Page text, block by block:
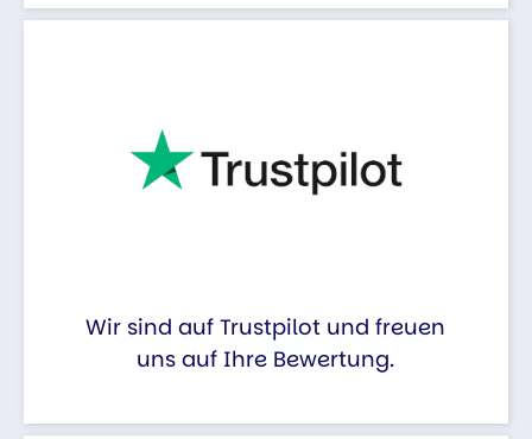
Wir sind auf Trustpilot und freuen
uns auf Ihre Bewertung.